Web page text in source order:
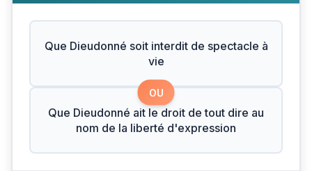
Que Dieudonné soit interdit de spectacle à
vie
OU
Que Dieudonné ait le droit de tout dire au
nom de la liberté d'expression